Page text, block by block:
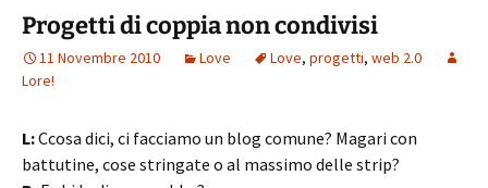
Progetti di coppia non condivisi
11 Novembre 2010 Love Love, progetti, web 2.0
Lore!
L:Ccosa dici, ci facciamo un blog comune? Magari con
battutine, cose stringate o al massimo delle strip?